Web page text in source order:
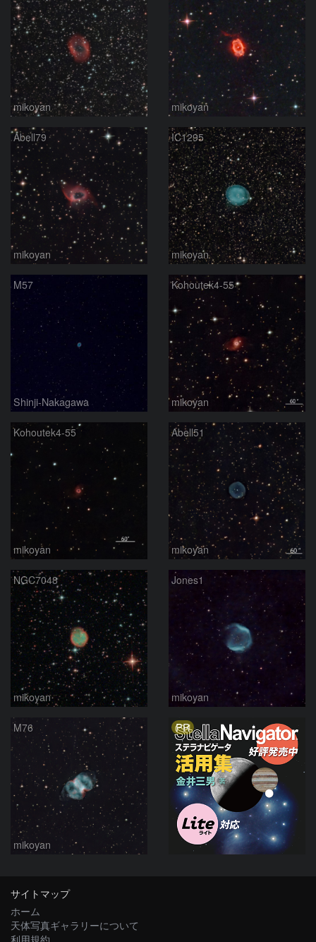
mikoyan mikoyan
Abell79
mikoyan
IC1295
mikoyan
M57
Shinji-Nakagawa
Kohoutek4-55
mikoyan
Kohoutek4-55
mikoyan
Abell51
mikoyan
NGC7048
mikoyan
Jones1
mikoyan
M76
mikoyan
PR
サイトマップ
ホーム
天体写真ギャラリーについて